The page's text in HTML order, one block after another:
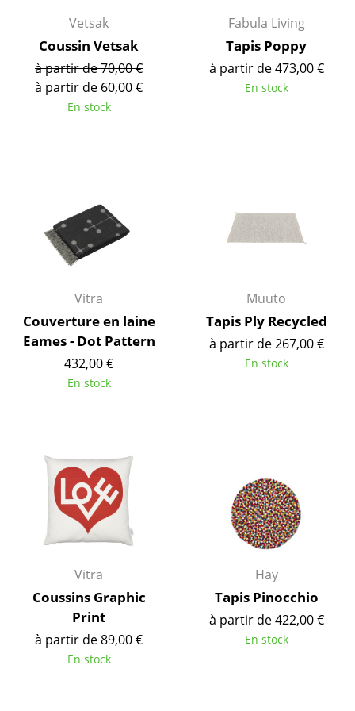
Fauteuils de direction
Pièces détachées
... voir tous les sièges
Tables basses
Bureaux & Secrétaires
Tables de conférence et Pupitres
Tables hautes & Pupitres
Tables enfants
Pièces détachées
... voir toutes les tables
Rangements
Étagères & Armoires
Bibliothèques
Étagères murales
Vetsak
Coussin Vetsak
à partir de 70,00 €
à partir de 60,00 €
En stock
Fabula Living
Tapis Poppy
à partir de 473,00 €
En stock
Vitra
Couverture en laine
Eames - Dot Pattern
432,00 €
En stock
Muuto
Tapis Ply Recycled
à partir de 267,00 €
En stock
Vitra
Coussins Graphic
Print
à partir de 89,00 €
En stock
Hay
Tapis Pinocchio
à partir de 422,00 €
En stock